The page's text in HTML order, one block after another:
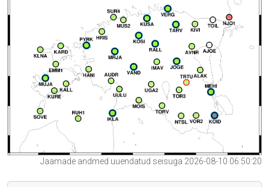
Jaamade andmed uuendatud seisuga 2026-08-10 06:50:20